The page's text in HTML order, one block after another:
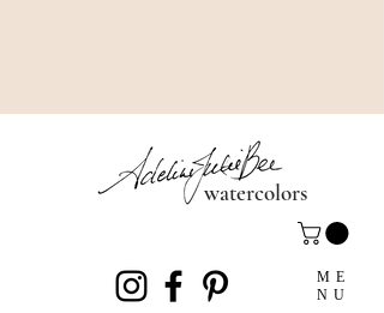
ME
NU
watercolors